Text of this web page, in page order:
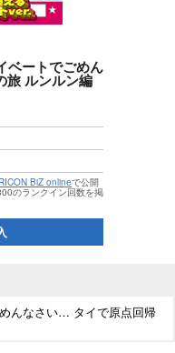
ベートでごめん
ルンルン編
BiZ onlineで公開
のランクイン回数を掲
んなさい… タイで原点回帰